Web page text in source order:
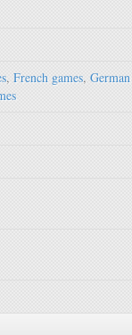
, French games, German